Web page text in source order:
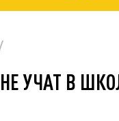
и наука
УЧАТ В